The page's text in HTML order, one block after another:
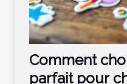
Comment
parfait pour